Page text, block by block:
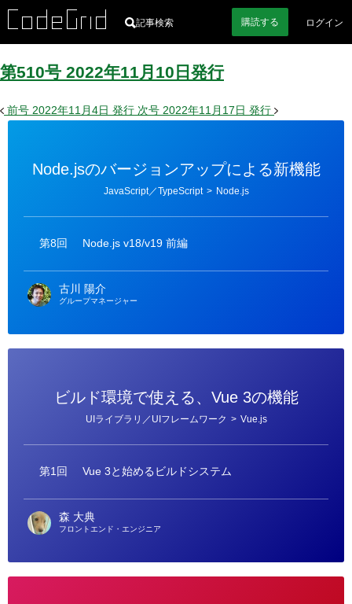
記事検索 購読する ログイン
第510号 2022年11 月 10 日 発行
前号 2022年11月4日 発行 次号 2022年11月17日 発行
Node.jsのバージョンアップによる新機能
JavaScript／TypeScript > Node.js
第8回 Node.js v18/v19 前編
古川 陽介
グループマネージャー
ビルド環境で使える、Vue 3の機能
UIライブラリ／UIフレームワーク > Vue.js
第1回 Vue 3と始めるビルドシステム
森 大典
フロントエンド・エンジニア